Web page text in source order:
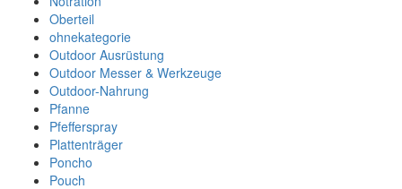
Oberteil
ohnekategorie
Outdoor Ausrüstung
Outdoor Messer & Werkzeuge
Outdoor-Nahrung
Pfanne
Pfefferspray
Plattenträger
Poncho
Pouch